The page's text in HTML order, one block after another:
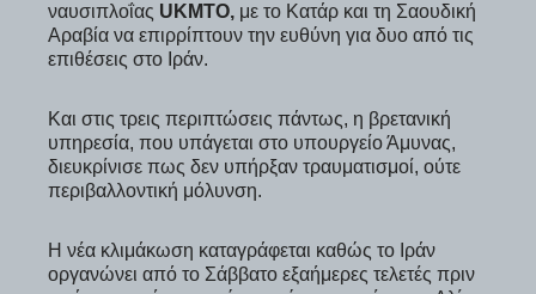
ναυσιπλοΐας UKMTO, με το Κατάρ και τη Σαουδική
Αραβία να επιρρίπτουν την ευθύνη για δυο από τις
επιθέσεις στο Ιράν.
Και στις τρεις περιπτώσεις πάντως, η βρετανική
υπηρεσία, που υπάγεται στο υπουργείο Άμυνας,
διευκρίνισε πως δεν υπήρξαν τραυματισμοί, ούτε
περιβαλλοντική μόλυνση.
Η νέα κλιμάκωση καταγράφεται καθώς το Ιράν
οργανώνει από το Σάββατο εξαήμερες τελετές πριν